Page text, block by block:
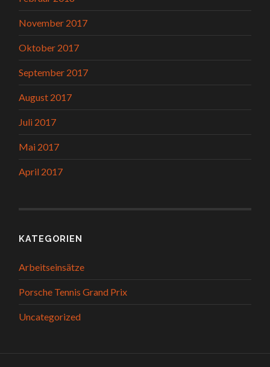
November 2017
Oktober 2017
September 2017
August 2017
Juli 2017
Mai 2017
April 2017
KATEGORIEN
Arbeitseinsätze
Porsche Tennis Grand Prix
Uncategorized